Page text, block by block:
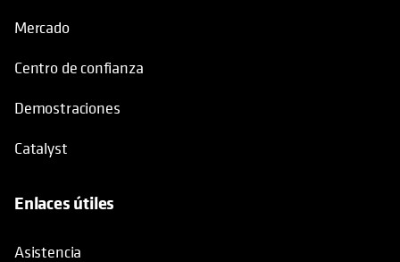
Mercado
Centro de confianza
Demostraciones
Catalyst
Enlaces útiles
Asistencia